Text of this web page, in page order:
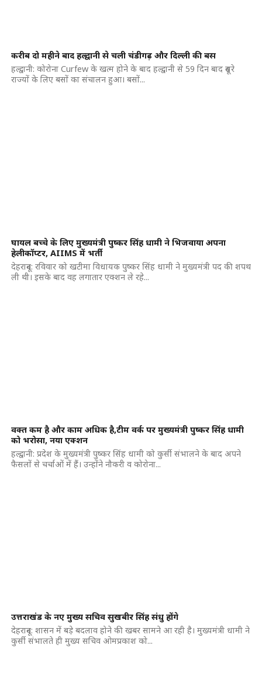
करीब दो महीने बाद हल्द्वानी से चली चंडीगढ़ और दिल्ली की बस
हल्द्वानी: कोरोना Curfew के खत्म होने के बाद हल्द्वानी से 59 दिन बाद दूसरे
राज्यों के लिए बसों का संचालन हुआ। बसों...
घायल बच्चे के लिए मुख्यमंत्री पुष्कर सिंह धामी ने भिजवाया अपना
हेलीकॉप्टर, AIIMS में भर्ती
देहरादून: रविवार को खटीमा विधायक पुष्कर सिंह धामी ने मुख्यमंत्री पद की शपथ
ली थी। इसके बाद वह लगातार एक्शन ले रहे...
वक्त कम है और काम अधिक है,टीम वर्क पर मुख्यमंत्री पुष्कर सिंह धामी
को भरोसा, नया एक्शन
हल्द्वानी: प्रदेश के मुख्यमंत्री पुष्कर सिंह धामी को कुर्सी संभालने के बाद अपने
फैसलों से चर्चाओं में हैं। उन्होंने नौकरी व कोरोना...
उत्तराखंड के नए मुख्य सचिव सुखबीर सिंह संधु होंगे
देहरादून: शासन में बड़े बदलाव होने की खबर सामने आ रही है। मुख्यमंत्री धामी ने
कुर्सी संभालते ही मुख्य सचिव ओमप्रकाश को...